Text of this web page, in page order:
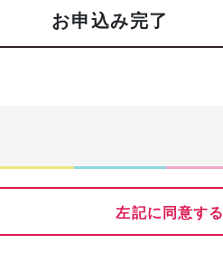
お申込み完了
左記に同意する